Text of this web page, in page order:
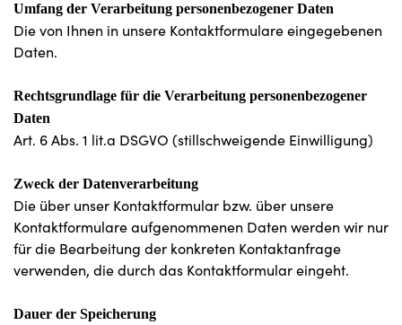
Umfang der Verarbeitung personenbezogener Daten
Die von Ihnen in unsere Kontaktformulare eingegebenen
Daten.
Rechtsgrundlage für die Verarbeitung personenbezogener
Daten
Art. 6 Abs. 1 lit.a DSGVO (stillschweigende Einwilligung)
Zweck der Datenverarbeitung
Die über unser Kontaktformular bzw. über unsere
Kontaktformulare aufgenommenen Daten werden wir nur
für die Bearbeitung der konkreten Kontaktanfrage
verwenden, die durch das Kontaktformular eingeht.
Dauer der Speicherung